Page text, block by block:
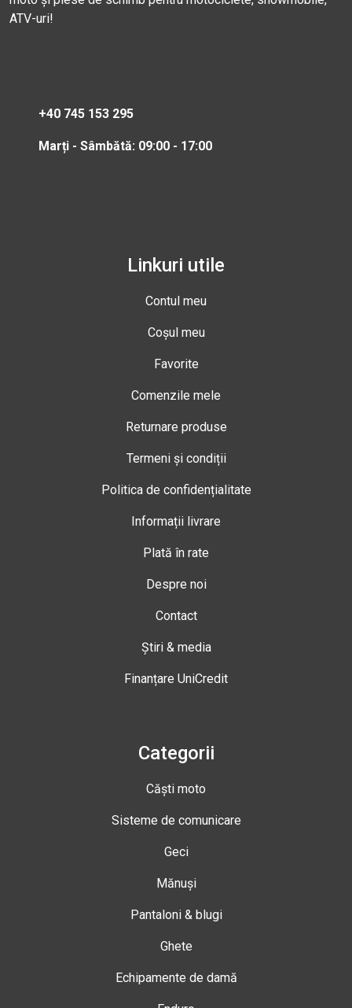
ATV-uri!
+40 745 153 295
Marți - Sâmbătă: 09:00 - 17:00
Linkuri utile
Contul meu
Coșul meu
Favorite
Comenzile mele
Returnare produse
Termeni și condiții
Politica de confidențialitate
Informații livrare
Plată în rate
Despre noi
Contact
Știri & media
Finanțare UniCredit
Categorii
Căști moto
Sisteme de comunicare
Geci
Mănuși
Pantaloni & blugi
Ghete
Echipamente de damă